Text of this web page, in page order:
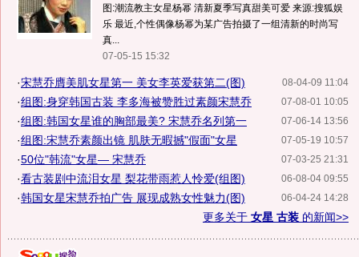
图:潮流教主女星杨幂 清新夏季写真甜美可爱 来源:搜狐娱
乐 最近,个性偶像杨幂为某广告拍摄了一组清新的时尚写
真...
07-05-15 15:32
08-04-09 11:04
·宋慧乔膺美肌女星第一 美女李英爱获第二(图)
07-08-01 10:05
·组图:身穿韩国古装 李多海被赞胜过素颜宋慧乔
07-06-14 13:56
·组图:韩国女星谁的胸部最美? 宋慧乔名列第一
07-05-19 10:57
·组图:宋慧乔素颜出镜 肌肤无暇撼"假面"女星
07-03-25 21:31
·50位"韩流"女星— 宋慧乔
06-08-04 09:55
·看古装剧中流泪女星 梨花带雨惹人怜爱(组图)
06-04-24 14:28
·韩国女星宋慧乔拍广告 展现成熟女性魅力(图)
更多关于 女星 古装 的新闻>>